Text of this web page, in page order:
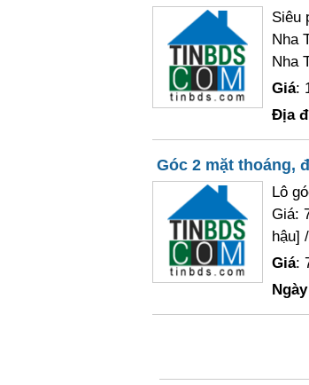
Siêu
Nha
Nha
Giá:
Địa
Góc 2 mặt thoáng,
Lô
Giá:
hậu]
Giá: